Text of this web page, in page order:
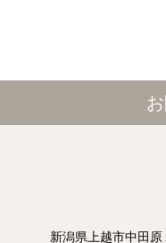
新潟県上越市中田